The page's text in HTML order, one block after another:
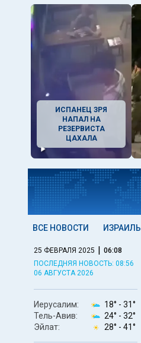
ИСПАНЕЦ ЗРЯ
НАПАЛ НА
РЕЗЕРВИСТА
ЦАХАЛА
ВСЕ НОВОСТИ ИЗРАИЛЬ
25 ФЕВРАЛЯ 2025 | 06:08
ПОСЛЕДНЯЯ НОВОСТЬ: 08:56
06 АВГУСТА 2026
Иерусалим: 18° - 31°
Тель-Авив:
24° - 32°
Эйлат:
28° - 41°